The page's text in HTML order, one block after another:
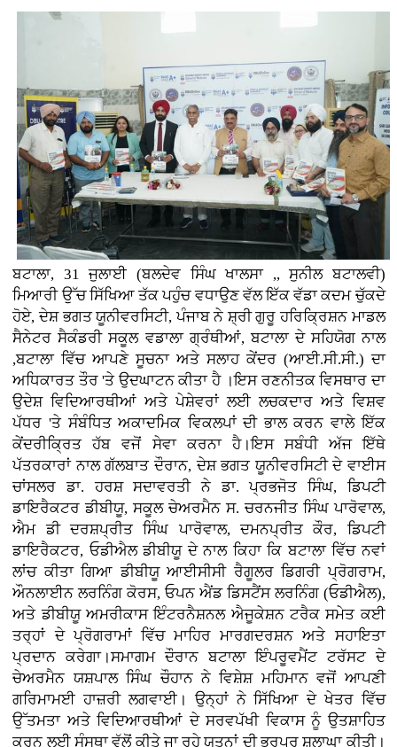
ਬਟਾਲਾ, 31 ਜੁਲਾਈ (ਬਲਦੇਵ ਸਿੰਘ ਖਾਲਸਾ ,, ਸੁਨੀਲ ਬਟਾਲਵੀ)
ਮਿਆਰੀ ਉੱਚ ਸਿੱਖਿਆ ਤੱਕ ਪਹੁੰਚ ਵਧਾਉਣ ਵੱਲ ਇੱਕ ਵੱਡਾ ਕਦਮ ਚੁੱਕਦੇ
ਹੋਏ, ਦੇਸ਼ ਭਗਤ ਯੂਨੀਵਰਸਿਟੀ, ਪੰਜਾਬ ਨੇ ਸ਼੍ਰੀ ਗੁਰੂ ਹਰਿਕ੍ਰਿਸ਼ਨ ਮਾਡਲ
ਸੈਨੇਟਰ ਸੈਕੰਡਰੀ ਸਕੂਲ ਵਡਾਲਾ ਗ੍ਰੰਥੀਆਂ, ਬਟਾਲਾ ਦੇ ਸਹਿਯੋਗ ਨਾਲ
,ਬਟਾਲਾ ਵਿੱਚ ਆਪਣੇ ਸੂਚਨਾ ਅਤੇ ਸਲਾਹ ਕੇਂਦਰ (ਆਈ.ਸੀ.ਸੀ.) ਦਾ
ਅਧਿਕਾਰਤ ਤੌਰ 'ਤੇ ਉਦਘਾਟਨ ਕੀਤਾ ਹੈ ।ਇਸ ਰਣਨੀਤਕ ਵਿਸਥਾਰ ਦਾ
ਉਦੇਸ਼ ਵਿਦਿਆਰਥੀਆਂ ਅਤੇ ਪੇਸ਼ੇਵਰਾਂ ਲਈ ਲਚਕਦਾਰ ਅਤੇ ਵਿਸ਼ਵ
ਪੱਧਰ 'ਤੇ ਸੰਬੰਧਿਤ ਅਕਾਦਮਿਕ ਵਿਕਲਪਾਂ ਦੀ ਭਾਲ ਕਰਨ ਵਾਲੇ ਇੱਕ
ਕੇਂਦਰੀਕ੍ਰਿਤ ਹੱਬ ਵਜੋਂ ਸੇਵਾ ਕਰਨਾ ਹੈ।ਇਸ ਸਬੰਧੀ ਅੱਜ ਇੱਥੇ
ਪੱਤਰਕਾਰਾਂ ਨਾਲ ਗੱਲਬਾਤ ਦੌਰਾਨ, ਦੇਸ਼ ਭਗਤ ਯੂਨੀਵਰਸਿਟੀ ਦੇ ਵਾਈਸ
ਚਾਂਸਲਰ ਡਾ. ਹਰਸ਼ ਸਦਾਵਰਤੀ ਨੇ ਡਾ. ਪ੍ਰਭਜੋਤ ਸਿੰਘ, ਡਿਪਟੀ
ਡਾਇਰੈਕਟਰ ਡੀਬੀਯੂ, ਸਕੂਲ ਚੇਅਰਮੈਨ ਸ. ਚਰਨਜੀਤ ਸਿੰਘ ਪਾਰੋਵਾਲ,
ਐਮ ਡੀ ਦਰਸ਼ਪ੍ਰੀਤ ਸਿੰਘ ਪਾਰੋਵਾਲ, ਦਮਨਪ੍ਰੀਤ ਕੌਰ, ਡਿਪਟੀ
ਡਾਇਰੈਕਟਰ, ਓਡੀਐਲ ਡੀਬੀਯੂ ਦੇ ਨਾਲ ਕਿਹਾ ਕਿ ਬਟਾਲਾ ਵਿੱਚ ਨਵਾਂ
ਲਾਂਚ ਕੀਤਾ ਗਿਆ ਡੀਬੀਯੂ ਆਈਸੀਸੀ ਰੈਗੂਲਰ ਡਿਗਰੀ ਪ੍ਰੋਗਰਾਮ,
ਔਨਲਾਈਨ ਲਰਨਿੰਗ ਕੋਰਸ, ਓਪਨ ਐਂਡ ਡਿਸਟੈਂਸ ਲਰਨਿੰਗ (ਓਡੀਐਲ),
ਅਤੇ ਡੀਬੀਯੂ ਅਮਰੀਕਾਸ ਇੰਟਰਨੈਸ਼ਨਲ ਐਜੂਕੇਸ਼ਨ ਟਰੈਕ ਸਮੇਤ ਕਈ
ਤਰ੍ਹਾਂ ਦੇ ਪ੍ਰੋਗਰਾਮਾਂ ਵਿੱਚ ਮਾਹਿਰ ਮਾਰਗਦਰਸ਼ਨ ਅਤੇ ਸਹਾਇਤਾ
ਪ੍ਰਦਾਨ ਕਰੇਗਾ।ਸਮਾਗਮ ਦੌਰਾਨ ਬਟਾਲਾ ਇੰਪਰੂਵਮੈਂਟ ਟਰੱਸਟ ਦੇ
ਚੇਅਰਮੈਨ ਯਸ਼ਪਾਲ ਸਿੰਘ ਚੌਹਾਨ ਨੇ ਵਿਸ਼ੇਸ਼ ਮਹਿਮਾਨ ਵਜੋਂ ਆਪਣੀ
ਗਰਿਮਾਮਈ ਹਾਜ਼ਰੀ ਲਗਵਾਈ। ਉਨ੍ਹਾਂ ਨੇ ਸਿੱਖਿਆ ਦੇ ਖੇਤਰ ਵਿੱਚ
ਉੱਤਮਤਾ ਅਤੇ ਵਿਦਿਆਰਥੀਆਂ ਦੇ ਸਰਵਪੱਖੀ ਵਿਕਾਸ ਨੂੰ ਉਤਸ਼ਾਹਿਤ
ਕਰਨ ਲਈ ਸੰਸਥਾ ਵੱਲੋਂ ਕੀਤੇ ਜਾ ਰਹੇ ਯਤਨਾਂ ਦੀ ਭਰਪੂਰ ਸ਼ਲਾਘਾ ਕੀਤੀ।